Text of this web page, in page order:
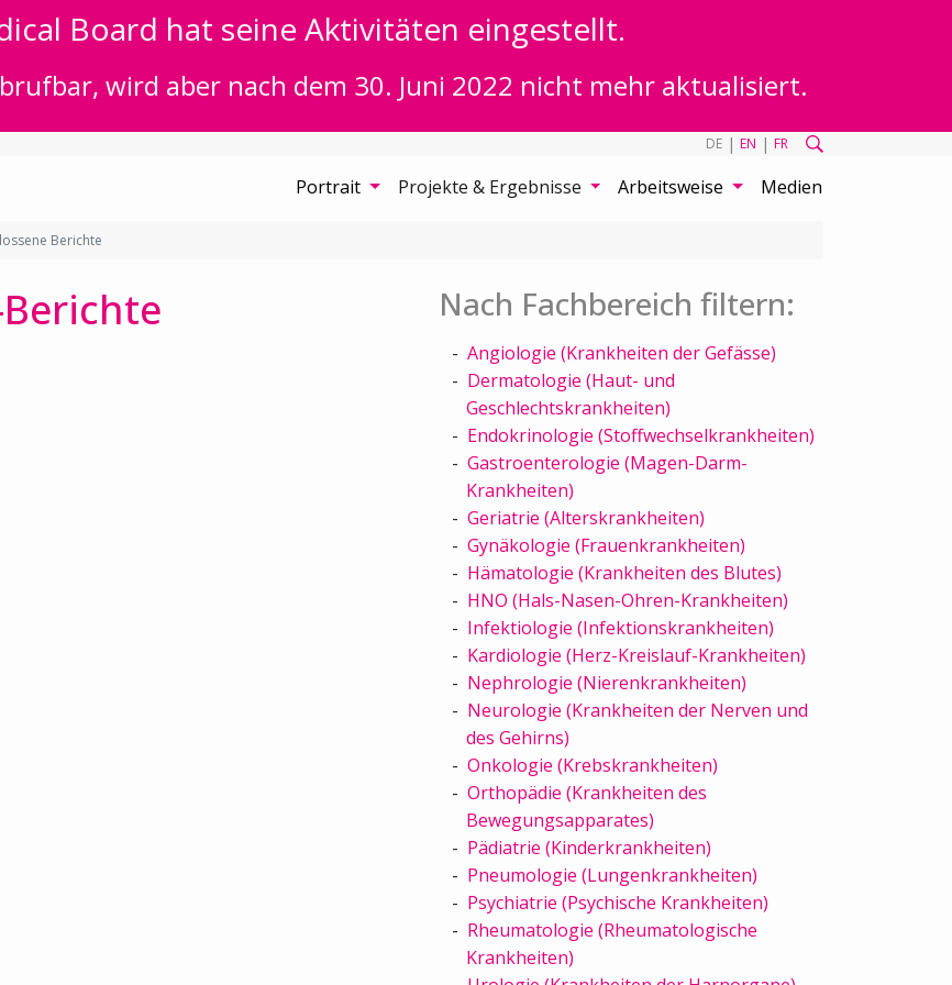
Board hat seine Aktivitäten eingestellt.
wird aber nach dem 30. Juni 2022 nicht mehr aktualisiert.
DE | EN | FR
Portrait Projekte & Ergebnisse Arbeitsweise Medien
Berichte
Nach Fachbereich filtern:
Angiologie (Krankheiten der Gefässe)
Dermatologie (Haut- und
Geschlechtskrankheiten)
Endokrinologie (Stoffwechselkrankheiten)
Gastroenterologie (Magen-Darm-
Krankheiten)
Geriatrie (Alterskrankheiten)
Gynäkologie (Frauenkrankheiten)
Hämatologie (Krankheiten des Blutes)
HNO (Hals-Nasen-Ohren-Krankheiten)
Infektiologie (Infektionskrankheiten)
Kardiologie (Herz-Kreislauf-Krankheiten)
Nephrologie (Nierenkrankheiten)
Neurologie (Krankheiten der Nerven und
des Gehirns)
Onkologie (Krebskrankheiten)
Orthopädie (Krankheiten des
Bewegungsapparates)
Pädiatrie (Kinderkrankheiten)
Pneumologie (Lungenkrankheiten)
Psychiatrie (Psychische Krankheiten)
Rheumatologie (Rheumatologische
Krankheiten)